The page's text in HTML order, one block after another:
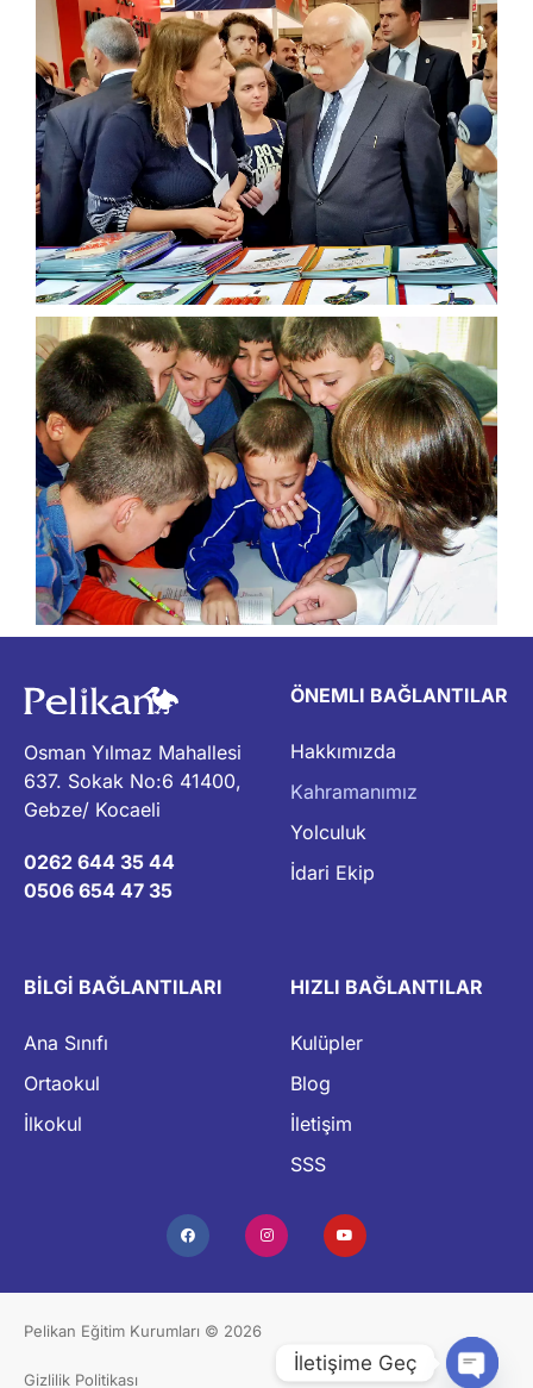
Osman Yılmaz Mahallesi
637. Sokak No:6 41400,
Gebze/ Kocaeli
0262 644 35 44
0506 654 47 35
ÖNEMLI BAĞLANTILAR
Hakkımızda
Kahramanımız
Yolculuk
İdari Ekip
BİLGİ BAĞLANTILARI
Ana Sınıfı
Ortaokul
İlkokul
HIZLI BAĞLANTILAR
Kulüpler
Blog
İletişim
SSS
Pelikan Eğitim Kurumları © 2026
Gizlilik Politikası
İletişime Geç